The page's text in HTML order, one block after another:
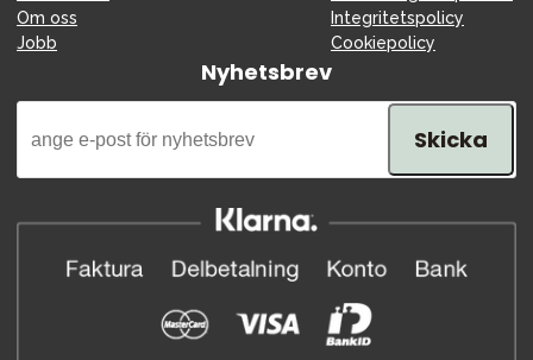
Om oss
Jobb
Integritetspolicy
Cookiepolicy
Nyhetsbrev
Skicka